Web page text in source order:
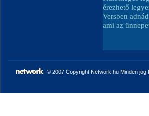
érezhető
Versben
ami az
© 2007 Copyright Network.hu Minden jog